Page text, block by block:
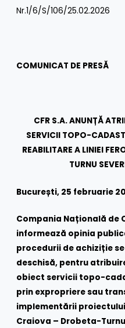
Nr.1/6/S/106/25.02.2026
COMUNICAT DE PRESĂ
CFR S.A. ANUNȚĂ
SERVICII TOPO-
REABILITARE A LINIEI
TURNU
București, 25 februarie
Compania Națională de
informează opinia
procedurii de achiziție
deschisă, pentru
obiect servicii topo-
prin expropriere sau
implementării
Craiova – Drobeta-